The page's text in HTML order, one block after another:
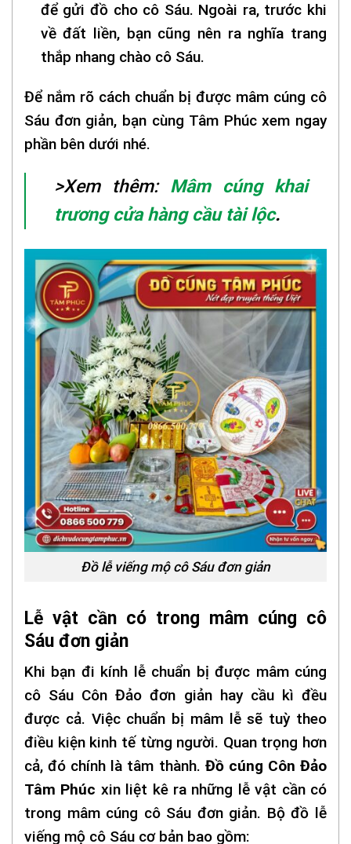
để gửi đồ cho cô Sáu. Ngoài ra, trước khi
về đất liền, bạn cũng nên ra nghĩa trang
thắp nhang chào cô Sáu.
Để nắm rõ cách chuẩn bị được mâm cúng cô
Sáu đơn giản, bạn cùng Tâm Phúc xem ngay
phần bên dưới nhé.
>Xem thêm: Mâm cúng khai
trương cửa hàng cầu tài lộc.
Đồ lễ viếng mộ cô Sáu đơn giản
Lễ vật cần có trong mâm cúng cô
Sáu đơn giản
Khi bạn đi kính lễ chuẩn bị được mâm cúng
cô Sáu Côn Đảo đơn giản hay cầu kì đều
được cả. Việc chuẩn bị mâm lễ sẽ tuỳ theo
điều kiện kinh tế từng người. Quan trọng hơn
cả, đó chính là tâm thành. Đồ cúng Côn Đảo
Tâm Phúc xin liệt kê ra những lễ vật cần có
trong mâm cúng cô Sáu đơn giản. Bộ đồ lễ
viếng mộ cô Sáu cơ bản bao gồm: